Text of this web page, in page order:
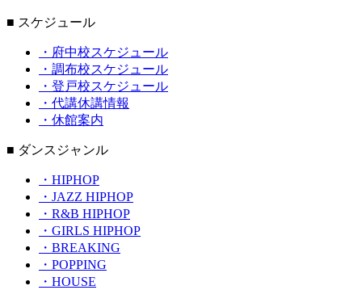
■ スケジュール
・府中校スケジュール
・調布校スケジュール
・登戸校スケジュール
・代講休講情報
・休館案内
■ ダンスジャンル
・HIPHOP
・JAZZ HIPHOP
・R&B HIPHOP
・GIRLS HIPHOP
・BREAKING
・POPPING
・HOUSE